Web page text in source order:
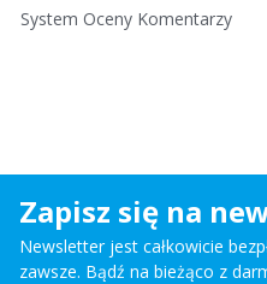
System Oceny Komentarzy
Zapisz się na
Newsletter jest całkowicie
zawsze. Bądź na bieżąco z